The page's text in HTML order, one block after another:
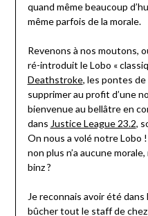
quand même beaucoup
même parfois de la morale.
Revenons à nos moutons,
ré-introduit le Lobo «
Deathstroke, les pontes
supprimer au profit d’une
bienvenue au bellâtre en
dans Justice League 23.2,
On nous a volé notre Lobo
non plus n’a aucune
binz ?
Je reconnais avoir été
bûcher tout le staff de